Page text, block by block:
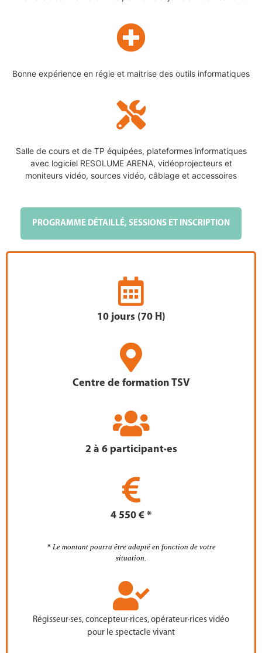
Bonne expérience en régie et maitrise des outils informatiques
Salle de cours et de TP équipées, plateformes informatiques
avec logiciel RESOLUME ARENA, vidéoprojecteurs et
moniteurs vidéo, sources vidéo, câblage et accessoires
PROGRAMME DÉTAILLÉ, SESSIONS ET INSCRIPTION
10 jours (70 H)
Centre de formation TSV
2 à 6 participant·es
4 550 € *
* Le montant pourra être adapté en fonction de votre
situation.
Régisseur·ses, concepteur·rices, opérateur·rices vidéo
pour le spectacle vivant